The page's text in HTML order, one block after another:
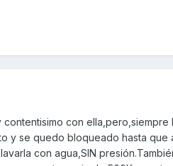
con ella,pero,siempre
y se quedo bloqueado hasta que
con agua,SIN